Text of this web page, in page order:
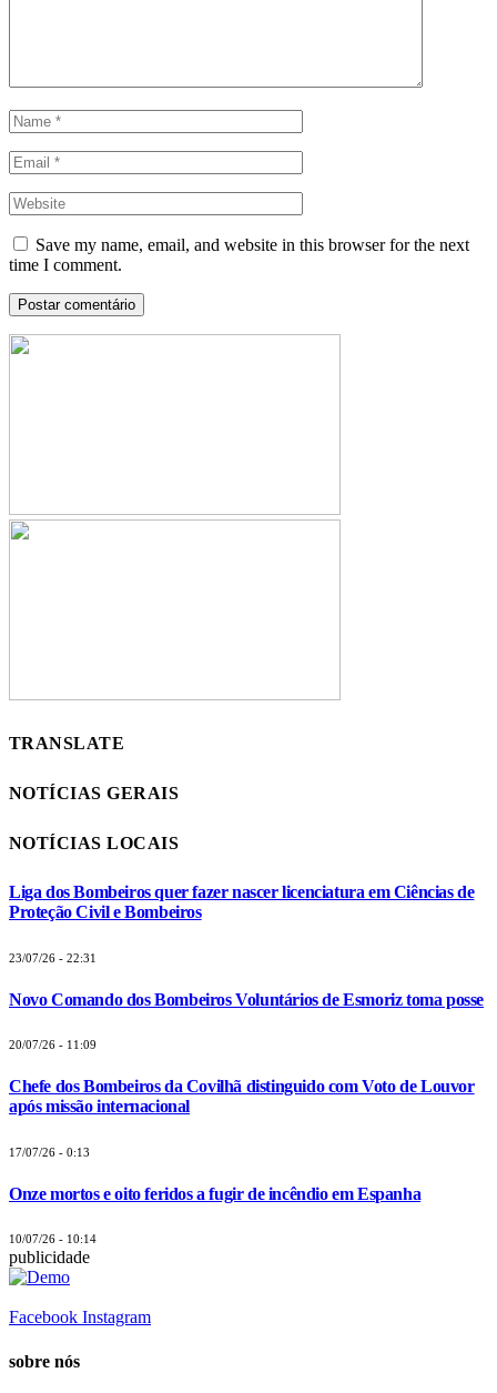
Save my name, email, and website in this browser for the next
time I comment.
TRANSLATE
NOTÍCIAS GERAIS
NOTÍCIAS LOCAIS
Liga dos Bombeiros quer fazer nascer licenciatura em Ciências de
Proteção Civil e Bombeiros
23/07/26 - 22:31
Novo Comando dos Bombeiros Voluntários de Esmoriz toma posse
20/07/26 - 11:09
Chefe dos Bombeiros da Covilhã distinguido com Voto de Louvor
após missão internacional
17/07/26 - 0:13
Onze mortos e oito feridos a fugir de incêndio em Espanha
10/07/26 - 10:14
publicidade
Facebook Instagram
sobre nós